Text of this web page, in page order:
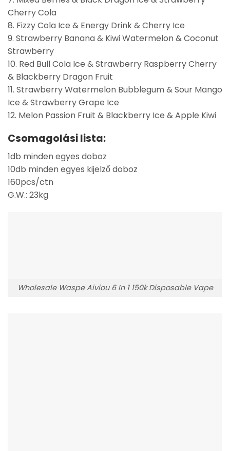
Cherry Cola
8. Fizzy Cola Ice & Energy Drink & Cherry Ice
9. Strawberry Banana & Kiwi Watermelon & Coconut
Strawberry
10. Red Bull Cola Ice & Strawberry Raspberry Cherry
& Blackberry Dragon Fruit
11. Strawberry Watermelon Bubblegum & Sour Mango
Ice & Strawberry Grape Ice
12. Melon Passion Fruit & Blackberry Ice & Apple Kiwi
Csomagolási lista:
1db minden egyes doboz
10db minden egyes kijelző doboz
160pcs/ctn
G.W.: 23kg
Wholesale Waspe Aiviou 6 In 1 150k Disposable Vape